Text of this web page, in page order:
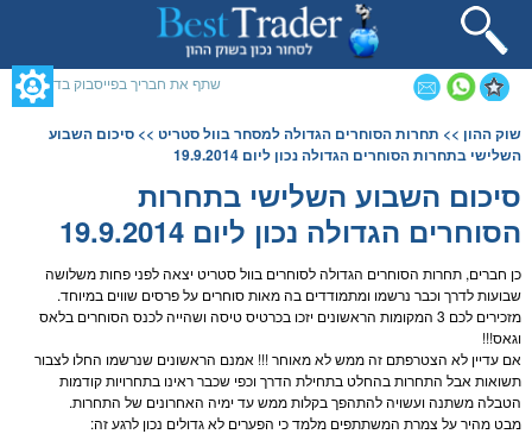
אינטרנט,
לחץ
שתף את חבריך בפייסבוק בדף זה
המרכזי,
באפשרותך
אנטר
כדי
לדלג
לאזור
הבא
שוק ההון >> תחרות הסוחרים הגדולה למסחר בוול סטריט >> סיכום השבוע
השלישי בתחרות הסוחרים הגדולה נכון ליום 19.9.2014
סיכום השבוע השלישי בתחרות
הסוחרים הגדולה נכון ליום 19.9.2014
כן חברים, תחרות הסוחרים הגדולה לסוחרים בוול סטריט יצאה לפני פחות משלושה
שבועות לדרך וכבר נרשמו ומתמודדים בה מאות סוחרים על פרסים שווים במיוחד.
מזכירים לכם 3 המקומות הראשונים יזכו בכרטיס טיסה ושהייה לכנס הסוחרים בלאס
וגאס!!!
אם עדיין לא הצטרפתם זה ממש לא מאוחר !!! אמנם הראשונים שנרשמו החלו לצבור
תשואות אבל התחרות בהחלט בתחילת הדרך וכפי שכבר ראינו בתחרויות קודמות
הטבלה משתנה ועשויה להתהפך בקלות ממש עד ימיה האחרונים של התחרות.
מבט מהיר על צמרת המשתתפים מלמד כי הפערים לא גדולים נכון לרגע זה: